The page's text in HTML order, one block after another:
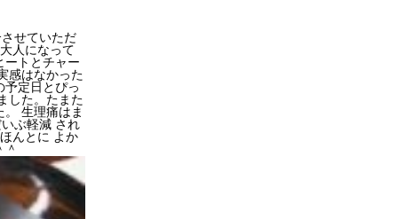
せていただ
人になって
ートとチャー
感はなかった
予定日とぴっ
した。たまた
生理痛はま
ぶ軽減 され
んとに よか
＾